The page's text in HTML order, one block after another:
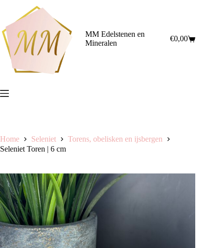
inhoud
MM Edelstenen en
Mineralen
Winkelwagen
€0,00
Home Seleniet
Torens, obelisken en ijsbergen
Seleniet Toren | 6 cm